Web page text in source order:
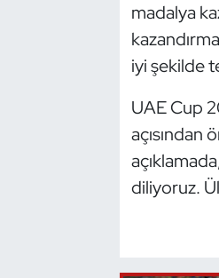
madalya
iyi şekilde
UAE Cup
açısından
diliyoruz.
Vücut Geliştirme
Wushu Kungfu